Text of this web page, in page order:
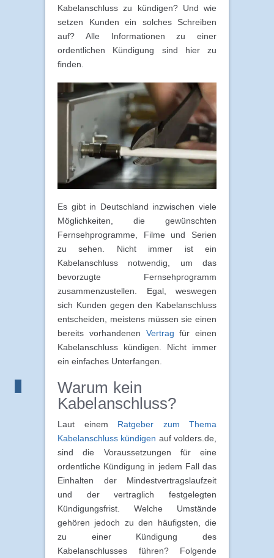
Kabelanschluss zu kündigen? Und wie
setzen Kunden ein solches Schreiben
auf? Alle Informationen zu einer
ordentlichen Kündigung sind hier zu
finden.
Es gibt in Deutschland inzwischen viele
Möglichkeiten, die gewünschten
Fernsehprogramme, Filme und Serien
zu sehen. Nicht immer ist ein
Kabelanschluss notwendig, um das
bevorzugte Fernsehprogramm
zusammenzustellen. Egal, weswegen
sich Kunden gegen den Kabelanschluss
entscheiden, meistens müssen sie einen
bereits vorhandenen Vertrag für einen
Kabelanschluss kündigen. Nicht immer
ein einfaches Unterfangen.
Warum kein
Kabelanschluss?
Laut einem Ratgeber zum Thema
Kabelanschluss kündigen auf volders.de,
sind die Voraussetzungen für eine
ordentliche Kündigung in jedem Fall das
Einhalten der Mindestvertragslaufzeit
und der vertraglich festgelegten
Kündigungsfrist. Welche Umstände
gehören jedoch zu den häufigsten, die
zu einer Kündigung des
Kabelanschlusses führen? Folgende